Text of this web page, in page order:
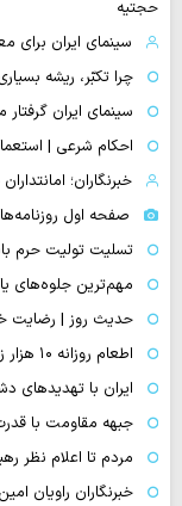
حجتیه
سینمای ایران برای
چرا تکبّر، ریشه
سینمای ایران
احکام شرعی |
خبرنگاران؛
صفحه اول روزنامه‌های شنبه
تسلیت تولیت حرم
مهم‌ترین جلوه‌های
حدیث روز | رضایت
اطعام روزانه ۱۰ هزار زائر در موکب حرم بانوی کرامت
ایران با تهدیدهای
جبهه مقاومت با
مردم تا اعلام نظر
خبرنگاران راویان